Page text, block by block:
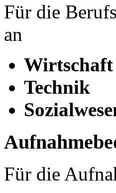
Für die
an
Wirtschaft
Technik
Für die